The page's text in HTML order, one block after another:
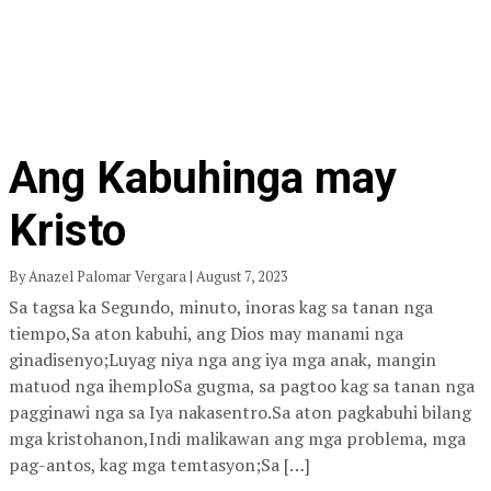
Ang Kabuhinga may
Kristo
By Anazel Palomar Vergara | August 7, 2023
Sa tagsa ka Segundo, minuto, inoras kag sa tanan nga
tiempo,Sa aton kabuhi, ang Dios may manami nga
ginadisenyo;Luyag niya nga ang iya mga anak, mangin
matuod nga ihemploSa gugma, sa pagtoo kag sa tanan nga
pagginawi nga sa Iya nakasentro.Sa aton pagkabuhi bilang
mga kristohanon,Indi malikawan ang mga problema, mga
pag-antos, kag mga temtasyon;Sa […]